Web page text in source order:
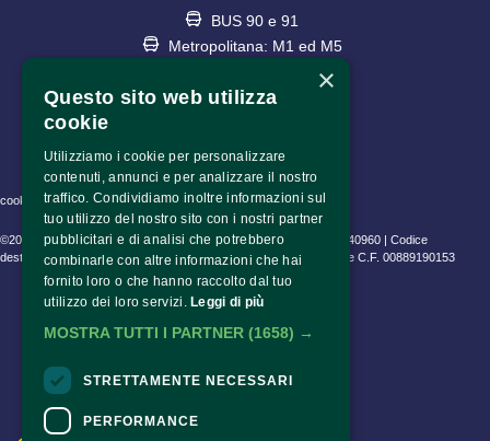
BUS 90 e 91
Metropolitana: M1 ed M5
fermata Lotto
cookie policy • privacy policy • informativa trattamento dati
©2023 Fondazione Pime Onlus C.F. 97486040153 e P.IVA 06630940960 | Codice
destinatario (SDI) SUBM70N | CEAM Srl P.IVA 10802530153 | Pime C.F. 00889190153
×
Questo sito web utilizza
cookie
Utilizziamo i cookie per personalizzare
contenuti, annunci e per analizzare il nostro
traffico. Condividiamo inoltre informazioni sul
tuo utilizzo del nostro sito con i nostri partner
pubblicitari e di analisi che potrebbero
combinarle con altre informazioni che hai
fornito loro o che hanno raccolto dal tuo
utilizzo dei loro servizi. Leggi di più
MOSTRA TUTTI I PARTNER (1658) →
STRETTAMENTE NECESSARI
PERFORMANCE